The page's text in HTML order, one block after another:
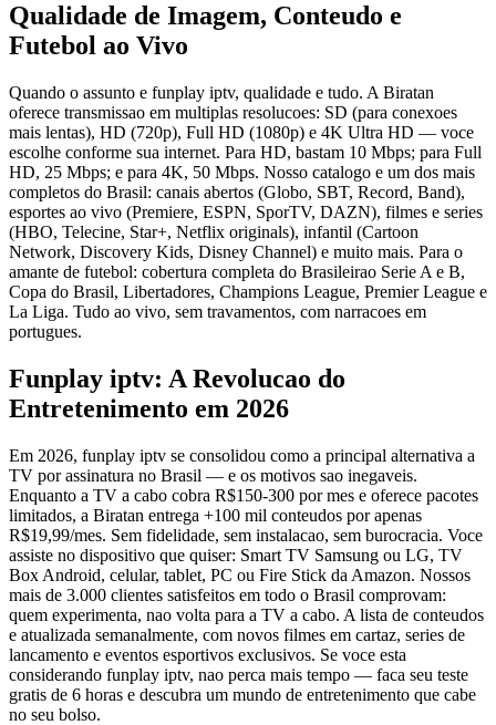
Qualidade de Imagem, Conteudo e
Futebol ao Vivo
Quando o assunto e funplay iptv, qualidade e tudo. A Biratan
oferece transmissao em multiplas resolucoes: SD (para conexoes
mais lentas), HD (720p), Full HD (1080p) e 4K Ultra HD — voce
escolhe conforme sua internet. Para HD, bastam 10 Mbps; para Full
HD, 25 Mbps; e para 4K, 50 Mbps. Nosso catalogo e um dos mais
completos do Brasil: canais abertos (Globo, SBT, Record, Band),
esportes ao vivo (Premiere, ESPN, SporTV, DAZN), filmes e series
(HBO, Telecine, Star+, Netflix originals), infantil (Cartoon
Network, Discovery Kids, Disney Channel) e muito mais. Para o
amante de futebol: cobertura completa do Brasileirao Serie A e B,
Copa do Brasil, Libertadores, Champions League, Premier League e
La Liga. Tudo ao vivo, sem travamentos, com narracoes em
portugues.
Funplay iptv: A Revolucao do
Entretenimento em 2026
Em 2026, funplay iptv se consolidou como a principal alternativa a
TV por assinatura no Brasil — e os motivos sao inegaveis.
Enquanto a TV a cabo cobra R$150-300 por mes e oferece pacotes
limitados, a Biratan entrega +100 mil conteudos por apenas
R$19,99/mes. Sem fidelidade, sem instalacao, sem burocracia. Voce
assiste no dispositivo que quiser: Smart TV Samsung ou LG, TV
Box Android, celular, tablet, PC ou Fire Stick da Amazon. Nossos
mais de 3.000 clientes satisfeitos em todo o Brasil comprovam:
quem experimenta, nao volta para a TV a cabo. A lista de conteudos
e atualizada semanalmente, com novos filmes em cartaz, series de
lancamento e eventos esportivos exclusivos. Se voce esta
considerando funplay iptv, nao perca mais tempo — faca seu teste
gratis de 6 horas e descubra um mundo de entretenimento que cabe
no seu bolso.